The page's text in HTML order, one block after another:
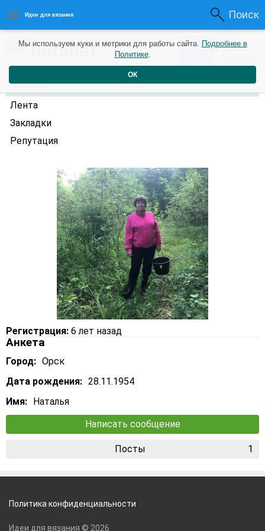
Идеи для вязания Поиск
natanat 6 лет назад 5 0
Профиль
Лента
Закладки
Репутация
Регистрация: 6 лет назад
Анкета
Город: Орск
Дата рождения: 28.11.1954
Имя: Наталья
Написать сообщение
Посты 1
Мы используем куки и метрики для работы сайта. Подробнее в
Политике.
ОК
Политика конфиденциальности
Идеи для вязания © 2026